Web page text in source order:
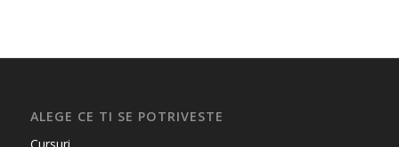
ALEGE CE TI SE POTRIVESTE